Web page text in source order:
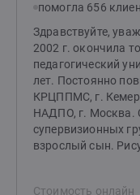
лучшее. И ещё я
деятельность —
честной и не
эксперта».До
консультации.
помогла 656
Здравствуйте,
2002 г. окончила
педагогический
лет. Постоянно
КРЦППМС, г.
НАДПО, г. Москва.
супервизионных
взрослый сын.
Стоимость онлайн